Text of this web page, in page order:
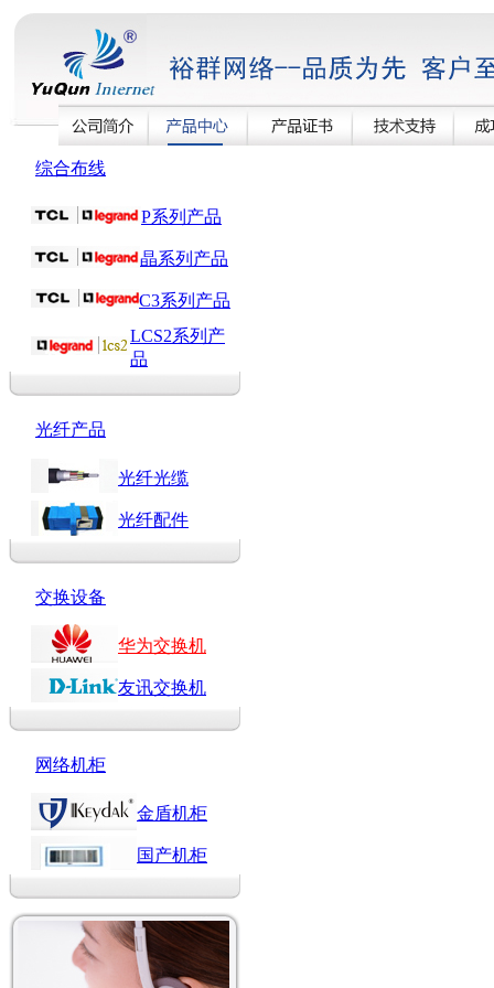
综合布线
P系列产品
晶系列产品
C3系列产品
LCS2系列产
品
光纤产品
光纤光缆
光纤配件
交换设备
华为交换机
友讯交换机
网络机柜
金盾机柜
国产机柜